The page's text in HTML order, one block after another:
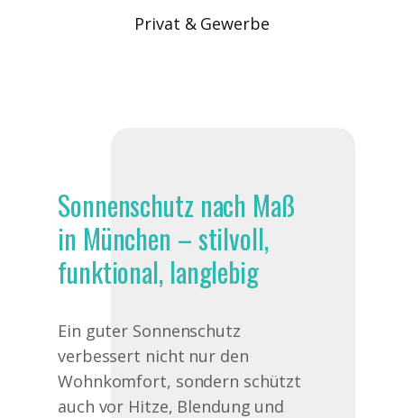
Privat & Gewerbe
Sonnenschutz nach Maß
in München – stilvoll,
funktional, langlebig
Ein guter Sonnenschutz
verbessert nicht nur den
Wohnkomfort, sondern schützt
auch vor Hitze, Blendung und